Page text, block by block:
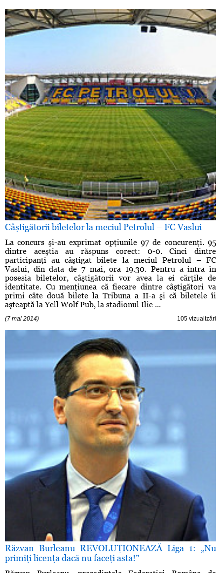
Câştigătorii biletelor la meciul Petrolul – FC Vaslui
La concurs şi-au exprimat opţiunile 97 de concurenţi. 95
dintre aceştia au răspuns corect: 0-0. Cinci dintre
participanţi au câştigat bilete la meciul Petrolul – FC
Vaslui, din data de 7 mai, ora 19.30. Pentru a intra în
posesia biletelor, câştigătorii vor avea la ei cărţile de
identitate. Cu menţiunea că fiecare dintre câştigători va
primi câte două bilete la Tribuna a II-a şi că biletele îi
aşteaptă la Yell Wolf Pub, la stadionul Ilie ...
(7 mai 2014) 105 vizualizări
Răzvan Burleanu REVOLUŢIONEAZĂ Liga 1: „Nu
primiţi licenţa dacă nu faceţi asta!”